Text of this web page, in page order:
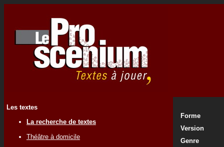
Les textes
La recherche de textes
Théâtre à domicile
Forme
Version
Genre